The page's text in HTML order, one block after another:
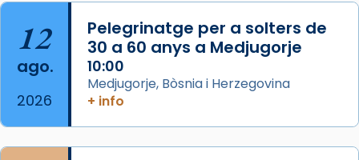
Foto
View on Facebook ·
12
ago.
2026
Pelegrinatge per a solters de
30 a 60 anys a Medjugorje
10:00
Medjugorje, Bòsnia i Herzegovina
+ info